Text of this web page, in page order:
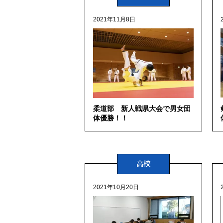
2021年11月8日
柔道部 新人戦県大会で男女団
体優勝！！
高校
2021年10月20日